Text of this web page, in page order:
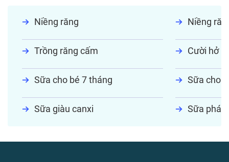
Niềng răng Niềng
Trồng răng cấm Cười hở
Sữa cho bé 7 tháng Sữa cho
Sữa giàu canxi Sữa phát